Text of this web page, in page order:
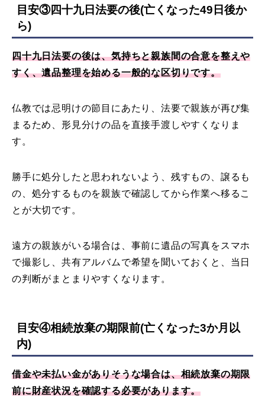
目安③四十九日法要の後(亡くなった49日後か
ら)
四十九日法要の後は、気持ちと親族間の合意を整えや
すく、遺品整理を始める一般的な区切りです。
仏教では忌明けの節目にあたり、法要で親族が再び集
まるため、形見分けの品を直接手渡しやすくなりま
す。
勝手に処分したと思われないよう、残すもの、譲るも
の、処分するものを親族で確認してから作業へ移るこ
とが大切です。
遠方の親族がいる場合は、事前に遺品の写真をスマホ
で撮影し、共有アルバムで希望を聞いておくと、当日
の判断がまとまりやすくなります。
目安④相続放棄の期限前(亡くなった3か月以
内)
借金や未払い金がありそうな場合は、相続放棄の期限
前に財産状況を確認する必要があります。